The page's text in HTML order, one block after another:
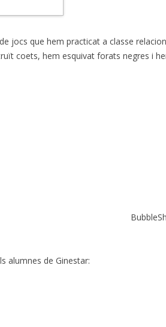
jocs que hem practicat a classe
coets, hem esquivat forats negres i
alumnes de Ginestar: